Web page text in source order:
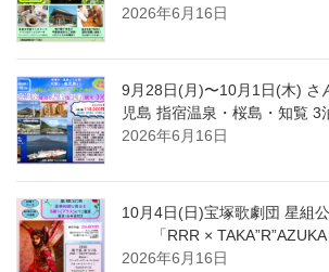
2026年6月16日
9月28日(月)〜10月1日(木) さ
児島 指宿温泉・桜島・知覧 3
2026年6月16日
10月4日(日)宝塚歌劇団 星組
「RRR × TAKA”R”AZUKA
2026年6月16日